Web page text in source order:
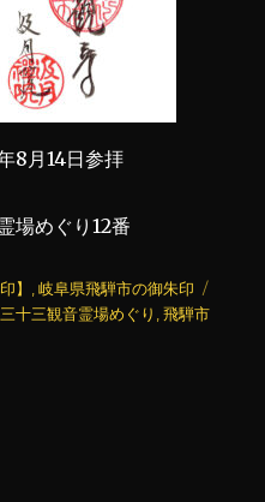
8月14日参拝
場めぐり12番
】 ,岐阜県飛騨市の御朱印
十三観音霊場めぐり ,飛騨市